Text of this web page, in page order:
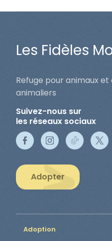
Les Fidèles
Refuge pour animaux
animaliers
Suivez-nous sur
les réseaux sociaux
Adopter
Adoption